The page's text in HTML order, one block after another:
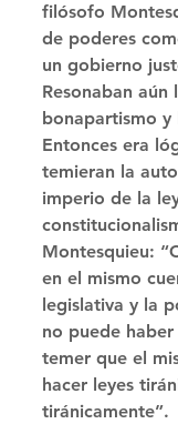
filósofo
de poderes
un gobierno
Resonaban aún
bonapartismo
Entonces era
temieran la
imperio de la
Montesquieu:
en el mismo
legislativa y la
no puede
temer que el
hacer leyes
tiránicamente”.